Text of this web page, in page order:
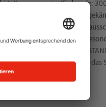
Shirt, Kurzarm, grün (Farbcode:
feiner Single-Jersey,
gerippter
an Saum und Ärmeln,
UPF 40+, OEKO-TEX
jede Bewegung mit und das